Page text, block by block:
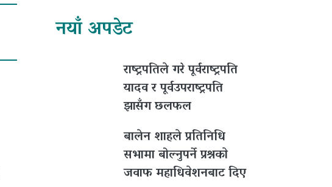
नयाँ अपडेट
राष्ट्रपतिले गरे पूर्वराष्ट्रपति
यादव र पूर्वउपराष्ट्रपति
झासँग छलफल
बालेन शाहले प्रतिनिधि
सभामा बोल्नुपर्ने प्रश्नकाे
जवाफ महाधिवेशनबाट दिए